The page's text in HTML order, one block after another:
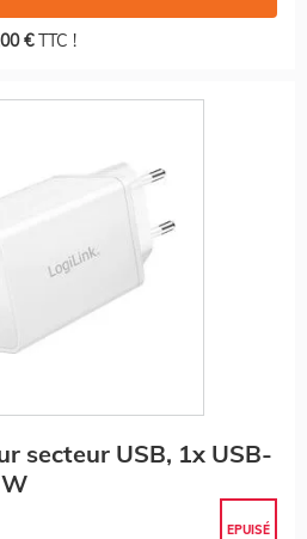
€TTC !
secteur USB, 1x USB-
EPUISÉ